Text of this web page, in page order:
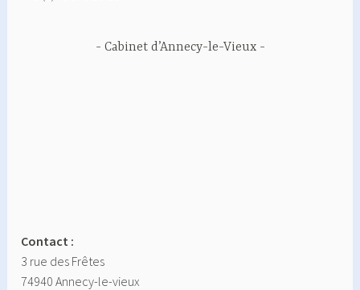
Cabinet d’Annecy-le-Vieux
Contact :
3 rue des Frêtes
74940 Annecy-le-vieux